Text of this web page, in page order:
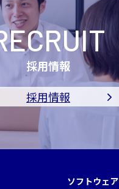
採用情報
採用情報
ソフトウェア